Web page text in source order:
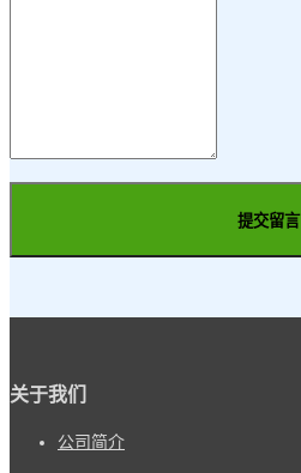
提交留言
关于我们
公司简介